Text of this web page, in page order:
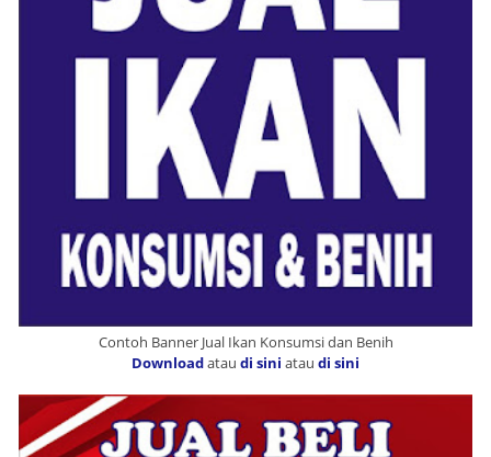
Contoh Banner Jual Ikan Konsumsi dan Benih
Downloadatau di sini atau di sini